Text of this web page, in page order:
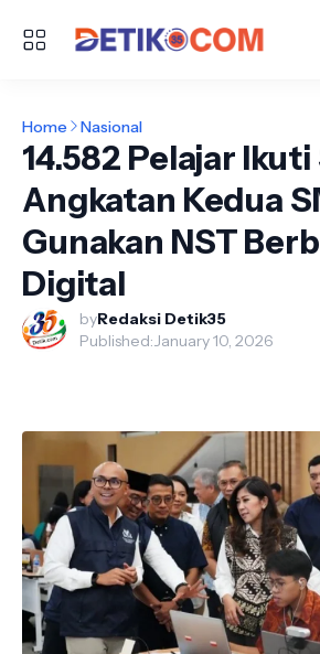
Home Nasional
14.582 Pelajar
Angkatan Kedua
Gunakan NST
Digital
byRedaksi Detik35
Published:January 10, 2026